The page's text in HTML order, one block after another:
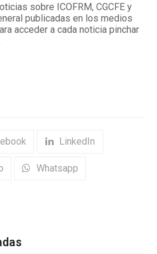
sobre ICOFRM, CGCFE y
publicadas en los medios
acceder a cada noticia pinchar
LinkedIn
Whatsapp